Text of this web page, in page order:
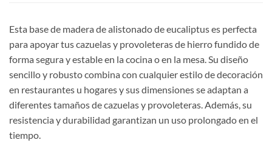
Esta base de madera de alistonado de eucaliptus es perfecta
para apoyar tus cazuelas y provoleteras de hierro fundido de
forma segura y estable en la cocina o en la mesa. Su diseño
sencillo y robusto combina con cualquier estilo de decoración
en restaurantes u hogares y sus dimensiones se adaptan a
diferentes tamaños de cazuelas y provoleteras. Además, su
resistencia y durabilidad garantizan un uso prolongado en el
tiempo.